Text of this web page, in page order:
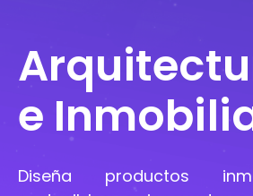
e
Diseña productos